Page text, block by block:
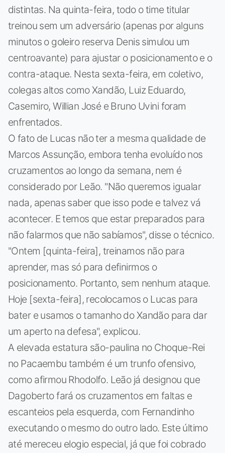
distintas. Na quinta-feira, todo o time titular
treinou sem um adversário (apenas por alguns
minutos o goleiro reserva Denis simulou um
centroavante) para ajustar o posicionamento e o
contra-ataque. Nesta sexta-feira, em coletivo,
colegas altos como Xandão, Luiz Eduardo,
Casemiro, Willian José e Bruno Uvini foram
enfrentados.
O fato de Lucas não ter a mesma qualidade de
Marcos Assunção, embora tenha evoluído nos
cruzamentos ao longo da semana, nem é
considerado por Leão. "Não queremos igualar
nada, apenas saber que isso pode e talvez vá
acontecer. E temos que estar preparados para
não falarmos que não sabíamos", disse o técnico.
"Ontem [quinta-feira], treinamos não para
aprender, mas só para definirmos o
posicionamento. Portanto, sem nenhum ataque.
Hoje [sexta-feira], recolocamos o Lucas para
bater e usamos o tamanho do Xandão para dar
um aperto na defesa", explicou.
A elevada estatura são-paulina no Choque-Rei
no Pacaembu também é um trunfo ofensivo,
como afirmou Rhodolfo. Leão já designou que
Dagoberto fará os cruzamentos em faltas e
escanteios pela esquerda, com Fernandinho
executando o mesmo do outro lado. Este último
até mereceu elogio especial, já que foi cobrado